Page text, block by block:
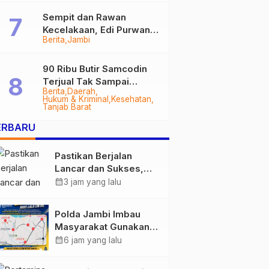
Berita Jambi
Sempit dan Rawan
Kecelakaan, Edi Purwanto
Targetkan Jalan Lintas
2028
Berita Daerah
Hukum & Kriminal
Kesehatan
Tanjab Barat
90 Ribu Butir Samcodin
Terjual Tak Sampai
Setahun, Indra Safari
Desak Audit Menyeluruh
Pastikan Berjalan
Lancar dan Sukses,
Polda Jambi Siapkan
1.848 Personel Kawal
Presisi Merdeka Run
calendar_month3 jam yang lalu
Polda Jambi Imbau
Masyarakat Gunakan
Jalur Alternatif Selama
calendar_month6 jam yang lalu